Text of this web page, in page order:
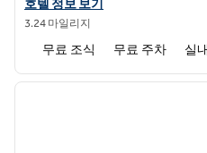
홈우드 스위트 바이 힐튼 게이트
호텔 정보 보기
3.24 마일리지
무료 조식 무료 주차 실
1/12